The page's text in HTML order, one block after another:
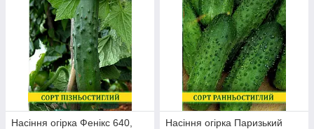
Насіння огірка Фенікс 640,
Насіння огірка Паризький